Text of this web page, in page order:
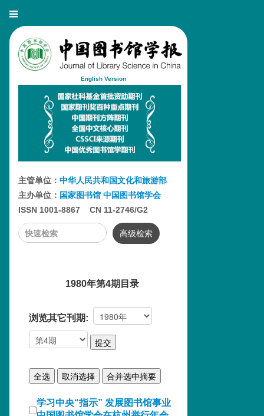
English Version
主管单位： 中华人民共和国文化和旅游部
主办单位： 国家图书馆 中国图书馆学会
ISSN 1001-8867 CN 11-2746/G2
高级检索
1980年第4期目录
浏览其它刊期:
学习中央“指示” 发展图书馆事业